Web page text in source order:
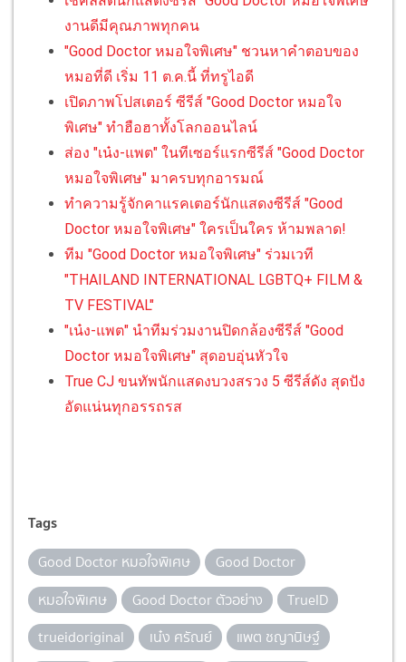
งานดีมีคุณภาพทุกคน
"Good Doctor หมอใจพิเศษ" ชวนหาคำตอบของ
หมอที่ดี เริ่ม 11 ต.ค.นี้ ที่ทรูไอดี
เปิดภาพโปสเตอร์ ซีรีส์ "Good Doctor หมอใจ
พิเศษ" ทำฮือฮาทั้งโลกออนไลน์
ส่อง "เน๋ง-แพต" ในทีเซอร์แรกซีรีส์ "Good Doctor
หมอใจพิเศษ" มาครบทุกอารมณ์
ทำความรู้จักคาแรคเตอร์นักแสดงซีรีส์ "Good
Doctor หมอใจพิเศษ" ใครเป็นใคร ห้ามพลาด!
ทีม "Good Doctor หมอใจพิเศษ" ร่วมเวที
"THAILAND INTERNATIONAL LGBTQ+ FILM &
TV FESTIVAL"
"เน๋ง-แพต" นำทีมร่วมงานปิดกล้องซีรีส์ "Good
Doctor หมอใจพิเศษ" สุดอบอุ่นหัวใจ
True CJ ขนทัพนักแสดงบวงสรวง 5 ซีรีส์ดัง สุดปัง
อัดแน่นทุกอรรถรส
Tags
Good Doctor หมอใจพิเศษ
Good Doctor
หมอใจพิเศษ
Good Doctor ตัวอย่าง
TrueID
trueidoriginal
เน๋ง ศรัณย์
แพต ชญานิษฐ์